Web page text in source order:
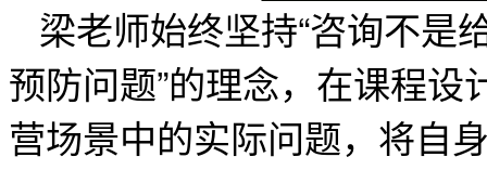
梁老师始终坚持“咨询不是
预防问题”的理念，在课程
营场景中的实际问题，将自